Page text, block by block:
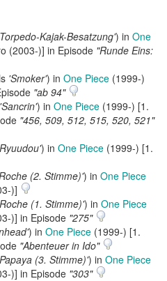
Kajak-Besatzung') in One
(2003-)] in Episode "Runde Eins:
'Smoker') in One Piece (1999-)
"ab 94"
'Sancrin') in One Piece (1999-) [1.
"456, 509, 512, 515, 520, 521"
) in One Piece (1999-) [1.
(2. Stimme)') in One Piece
)]
(1. Stimme)') in One Piece
)] in Episode "275"
) in One Piece (1999-) [1.
"Abenteuer in Ido"
(3. Stimme)') in One Piece
)] in Episode "303"